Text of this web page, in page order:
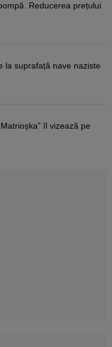
Reducerea prețului
la suprafață nave naziste
îl vizează pe